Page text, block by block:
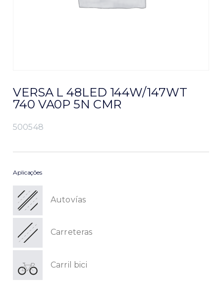
VERSA L 48LED 144W/147WT
740 VA0P 5N CMR
500548
Aplicações
Autovías
Carreteras
Carril bici